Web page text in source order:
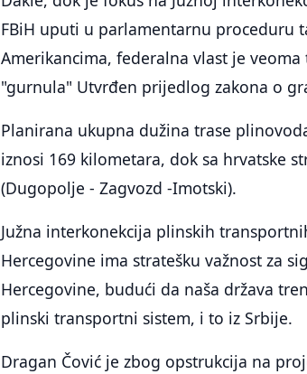
FBiH uputi u parlamentarnu proceduru
Amerikancima, federalna vlast je
"gurnula" Utvrđen prijedlog zakona o
Planirana ukupna dužina trase
iznosi 169 kilometara, dok sa hrvatske
(Dugopolje - Zagvozd -Imotski).
Južna interkonekcija plinskih
Hercegovine ima stratešku važnost za
Hercegovine, budući da naša država
plinski transportni sistem, i to iz Srbije.
Dragan Čović je zbog opstrukcija na